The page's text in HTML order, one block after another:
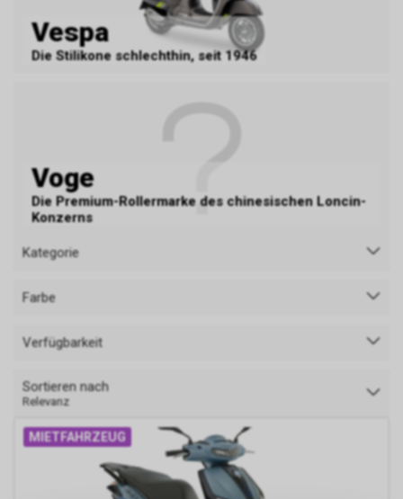
Vespa
Die Stilikone schlechthin, seit 1946
Voge
Die Premium-Rollermarke des chinesischen Loncin-
Konzerns
Kategorie
Farbe
Verfügbarkeit
Sortieren nach
Relevanz
MIETFAHRZEUG